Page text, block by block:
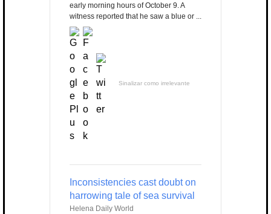
early morning hours of October 9. A
witness reported that he saw a blue or ...
Sinalizar como irrelevante
Inconsistencies cast doubt on
harrowing tale of sea survival
Helena Daily World